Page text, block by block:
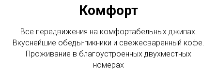
Комфорт
Все передвижения на комфортабельных джипах.
Вкуснейшие обеды-пикники и свежесваренный кофе.
Проживание в благоустроенных двухместных
номерах